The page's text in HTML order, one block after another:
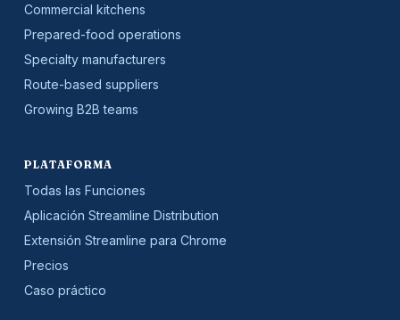
Commercial kitchens
Prepared-food operations
Specialty manufacturers
Route-based suppliers
Growing B2B teams
PLATAFORMA
Todas las Funciones
Aplicación Streamline Distribution
Extensión Streamline para Chrome
Precios
Caso práctico